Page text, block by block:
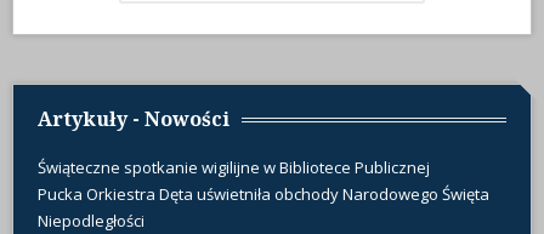
Artykuły - Nowości
Świąteczne spotkanie wigilijne w Bibliotece Publicznej
Pucka Orkiestra Dęta uświetniła obchody Narodowego Święta
Niepodległości